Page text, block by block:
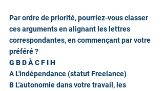
Par ordre de priorité, pourriez-vous classer
ces arguments en alignant les lettres
correspondantes, en commençant par votre
préféré ?
G B D À C F I H
A L'indépendance (statut Freelance)
B L'autonomie dans votre travail, les